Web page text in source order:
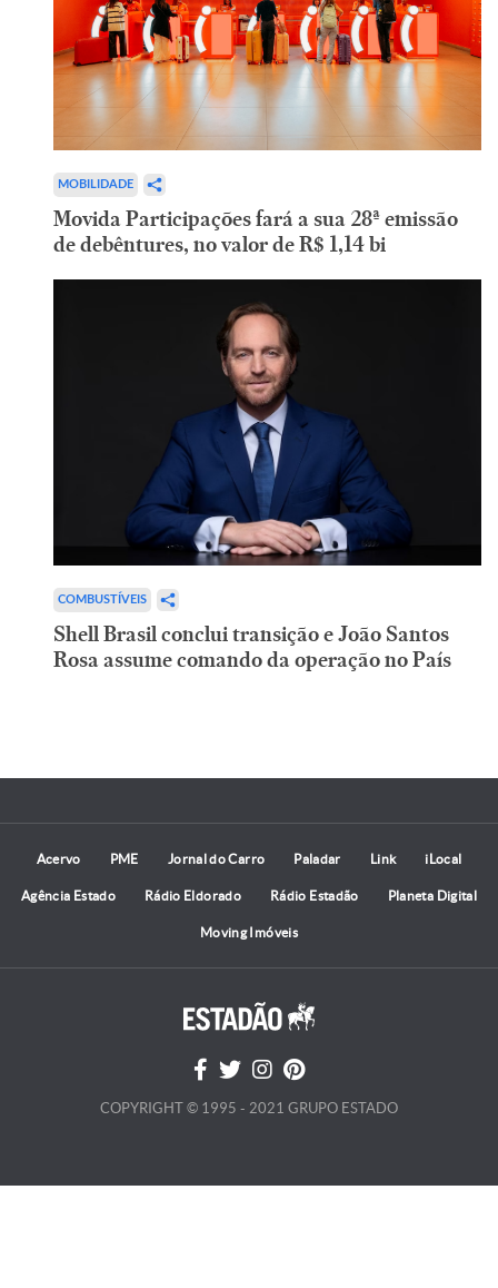
MOBILIDADE
Movida Participações fará a sua 28ª emissão
de debêntures, no valor de R$ 1,14 bi
COMBUSTÍVEIS
Shell Brasil conclui transição e João Santos
Rosa assume comando da operação no País
Acervo PME Jornal do Carro Paladar Link iLocal
Agência Estado Rádio Eldorado Rádio Estadão Planeta Digital
Moving Imóveis
COPYRIGHT © 1995 - 2021 GRUPO ESTADO